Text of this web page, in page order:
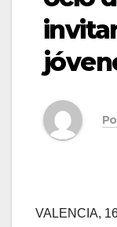
VALENCIA,